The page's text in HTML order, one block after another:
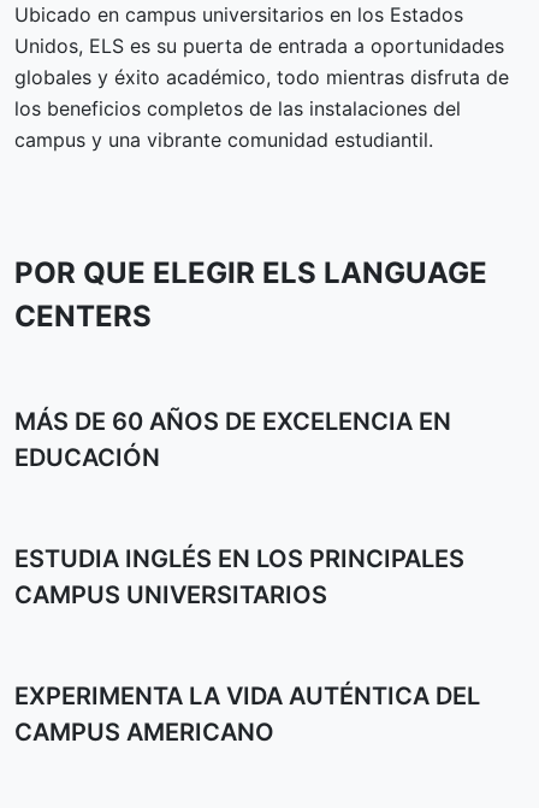
Ubicado en campus universitarios en los Estados
Unidos, ELS es su puerta de entrada a oportunidades
globales y éxito académico, todo mientras disfruta de
los beneficios completos de las instalaciones del
campus y una vibrante comunidad estudiantil.
POR QUE ELEGIR ELS LANGUAGE
CENTERS
MÁS DE 60 AÑOS DE EXCELENCIA EN
EDUCACIÓN
ESTUDIA INGLÉS EN LOS PRINCIPALES
CAMPUS UNIVERSITARIOS
EXPERIMENTA LA VIDA AUTÉNTICA DEL
CAMPUS AMERICANO